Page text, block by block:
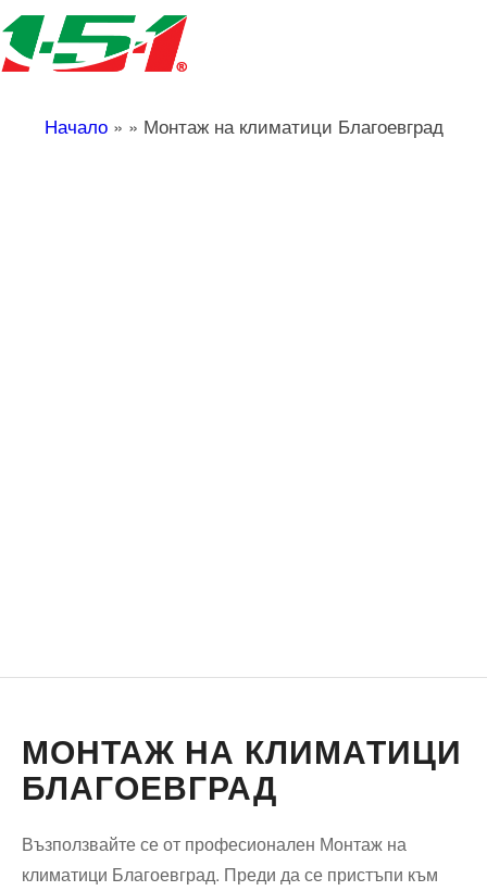
Начало» » Монтаж на климатици Благоевград
МОНТАЖ НА КЛИМАТИЦИ
БЛАГОЕВГРАД
Възползвайте се от професионален Монтаж на
климатици Благоевград. Преди да се пристъпи към